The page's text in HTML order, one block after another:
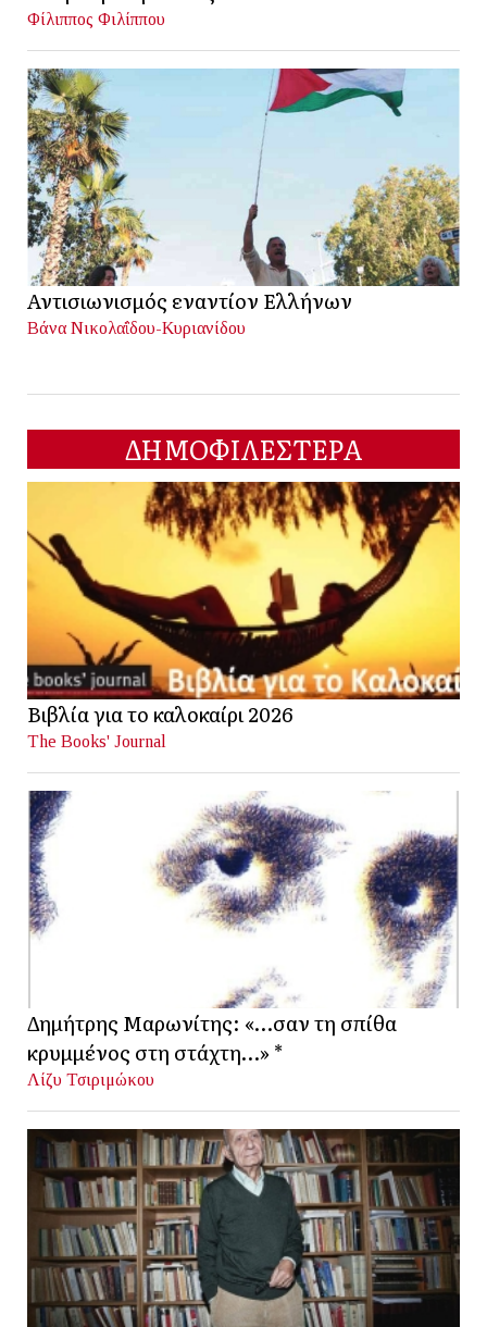
Φίλιππος Φιλίππου
Αντισιωνισμός εναντίον Ελλήνων
Βάνα Νικολαΐδου-Κυριανίδου
ΔΗΜΟΦΙΛΕΣΤΕΡΑ
Βιβλία για το καλοκαίρι 2026
The Books' Journal
Δημήτρης Μαρωνίτης: «…σαν τη σπίθα
κρυμμένος στη στάχτη…» *
Λίζυ Τσιριμώκου